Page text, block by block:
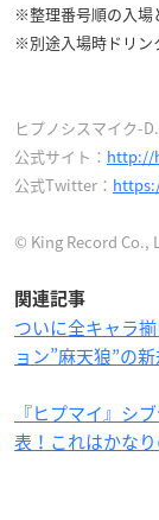
※整理番号順の入場
※別途入場時ドリン
ヒプノシスマイク-
公式サイト： http://
公式Twitter：
© King Record Co.,
関連記事
ついに全キャラ
ョン”麻天狼”の
『ヒプマイ』シ
表！これはかな